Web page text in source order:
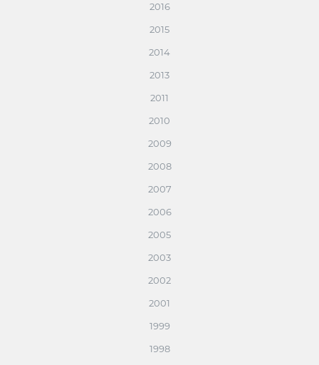
2016
2015
2014
2013
2011
2010
2009
2008
2007
2006
2005
2003
2002
2001
1999
1998